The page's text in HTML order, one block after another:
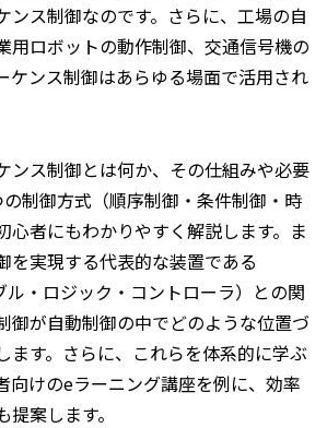
ンス制御なのです。さらに、工場の自
用ロボットの動作制御、交通信号機の
ケンス制御はあらゆる場面で活用され
ンス制御とは何か、その仕組みや必要
制御方式（順序制御・条件制御・時
心者にもわかりやすく解説します。ま
を実現する代表的な装置である
ル・ロジック・コントローラ）との関
御が自動制御の中でどのような位置づ
ます。さらに、これらを体系的に学ぶ
向けのeラーニング講座を例に、効率
案します。